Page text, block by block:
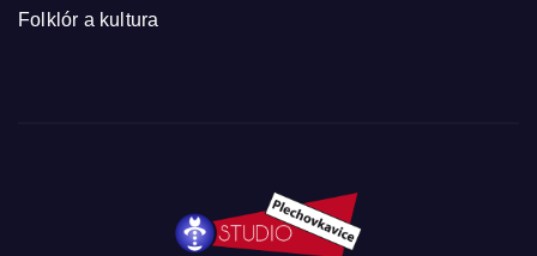
Folklór a kultura